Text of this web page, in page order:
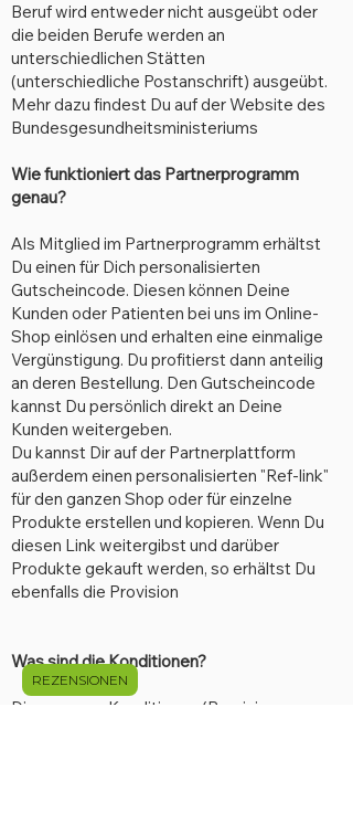
Beruf wird entweder nicht ausgeübt oder
die beiden Berufe werden an
unterschiedlichen Stätten
(unterschiedliche Postanschrift) ausgeübt.
Mehr dazu findest Du auf der Website des
Bundesgesundheitsministeriums
Wie funktioniert das Partnerprogramm
genau?
Als Mitglied im Partnerprogramm erhältst
Du einen für Dich personalisierten
Gutscheincode. Diesen können Deine
Kunden oder Patienten bei uns im Online-
Shop einlösen und erhalten eine einmalige
Vergünstigung. Du profitierst dann anteilig
an deren Bestellung. Den Gutscheincode
kannst Du persönlich direkt an Deine
Kunden weitergeben.
Du kannst Dir auf der Partnerplattform
außerdem einen personalisierten "Ref-link"
für den ganzen Shop oder für einzelne
Produkte erstellen und kopieren. Wenn Du
diesen Link weitergibst und darüber
Produkte gekauft werden, so erhältst Du
ebenfalls die Provision
Was sind die Konditionen?
Die genauen Konditionen (Provision pro
REZENSIONEN